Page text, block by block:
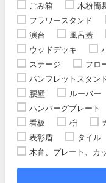
ごみ箱
木粉簡
フラワースタンド
演台
風呂蓋
ウッドデッキ
ステージ
フロ
パンフレットスタン
腰壁
ルーバー
ハンバーグプレート
看板
枡
表彰盾
タイル
木育、プレート、カ